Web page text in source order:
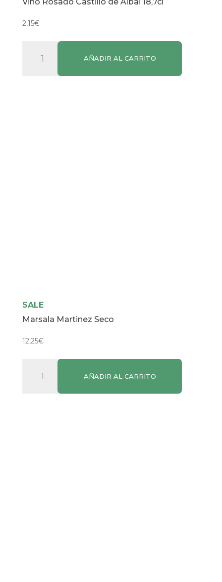
2,15€
Rosado
AÑADIR AL CARRITO
SALE
Marsala Martinez Seco
12,25€
Martinez
AÑADIR AL CARRITO